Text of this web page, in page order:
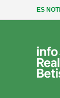
ES